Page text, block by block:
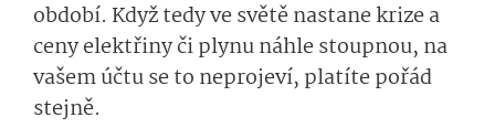
období. Když tedy ve světě nastane krize a
ceny elektřiny či plynu náhle stoupnou, na
vašem účtu se to neprojeví, platíte pořád
stejně.